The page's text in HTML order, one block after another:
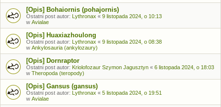
[Opis] Bohaiornis (pohajornis)
Ostatni post autor: Lythronax « 9 listopada 2024, o 10:13
w Avialae
[Opis] Huaxiazhoulong
Ostatni post autor: Lythronax « 9 listopada 2024, o 08:38
w Ankylosauria (ankylozaury)
[Opis] Dornraptor
Ostatni post autor: Kriolofozaur Szymon Jagusztyn « 6 listopada 2024, o 18:03
w Theropoda (teropody)
[Opis] Gansus (gansus)
Ostatni post autor: Lythronax « 5 listopada 2024, o 19:51
w Avialae